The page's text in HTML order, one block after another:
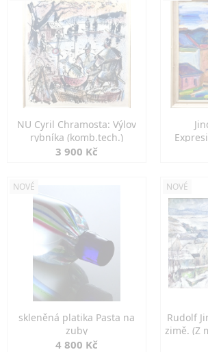
NU Cyril Chramosta: Výlov
rybníka (komb.tech.)
3 900 Kč
NOVÉ
skleněná platika Pasta na
zuby
4 800 Kč
NOVÉ
Rudolf
zimě. (Z